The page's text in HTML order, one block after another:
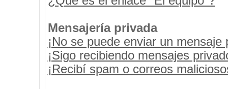
Mensajería privada
¡No se puede enviar un mensaje
¡Sigo recibiendo mensajes
¡Recibí spam o correos